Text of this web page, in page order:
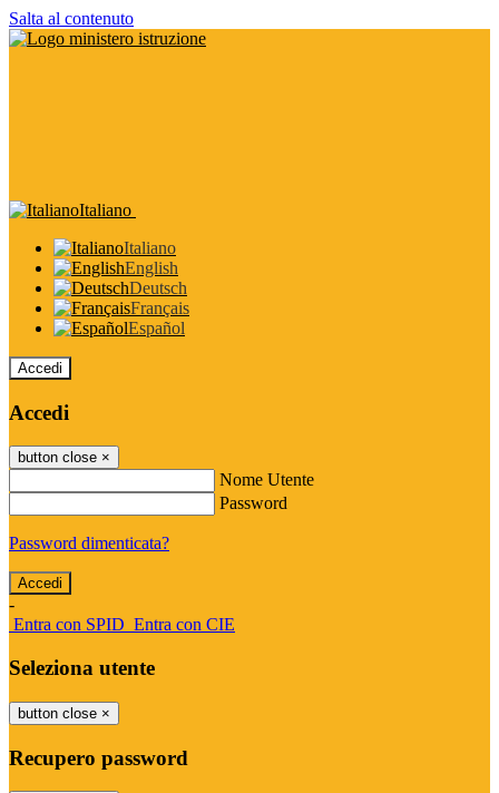
Salta al contenuto
Italiano
Italiano
English
Deutsch
Français
Español
Accedi
Accedi
button close ×
Nome Utente
Password
Password dimenticata?
-
Entra con SPID Entra con CIE
Seleziona utente
button close ×
Recupero password